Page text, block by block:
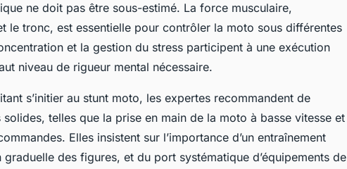
ne doit pas être sous-estimé. La force musculaire,
le tronc, est essentielle pour contrôler la moto sous différentes
et la gestion du stress participent à une exécution
niveau de rigueur mental nécessaire.
s’initier au stunt moto, les expertes recommandent de
telles que la prise en main de la moto à basse vitesse et
Elles insistent sur l’importance d’un entraînement
graduelle des figures, et du port systématique d’équipements de